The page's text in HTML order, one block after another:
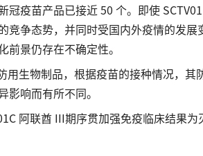
冠疫苗产品已接近 50 个。即使
竞争态势，并同时受国内外疫情的发展
前景仍存在不确定性。
用生物制品，根据疫苗的接种情况，
影响而有所不同。
阿联酋 III期序贯加强免疫临床结果